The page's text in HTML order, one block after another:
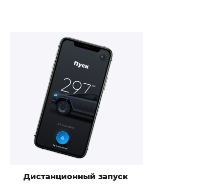
Дистанционный запуск